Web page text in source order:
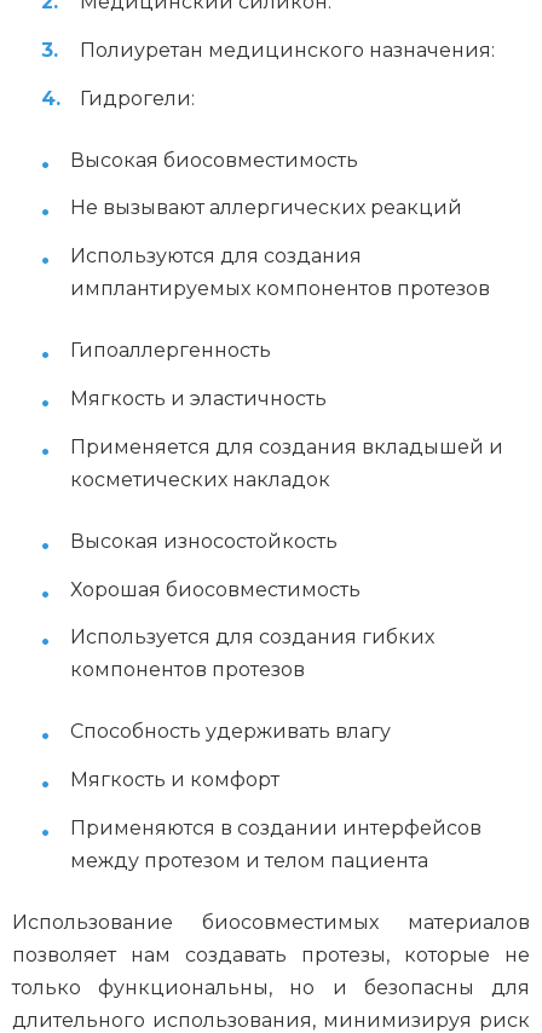
Полиуретан медицинского назначения:
Гидрогели:
Высокая биосовместимость
Не вызывают аллергических реакций
Используются для создания
имплантируемых компонентов протезов
Гипоаллергенность
Мягкость и эластичность
Применяется для создания вкладышей и
косметических накладок
Высокая износостойкость
Хорошая биосовместимость
Используется для создания гибких
компонентов протезов
Способность удерживать влагу
Мягкость и комфорт
Применяются в создании интерфейсов
между протезом и телом пациента
Использование биосовместимых материалов
позволяет нам создавать протезы, которые не
только функциональны, но и безопасны для
длительного использования, минимизируя риск